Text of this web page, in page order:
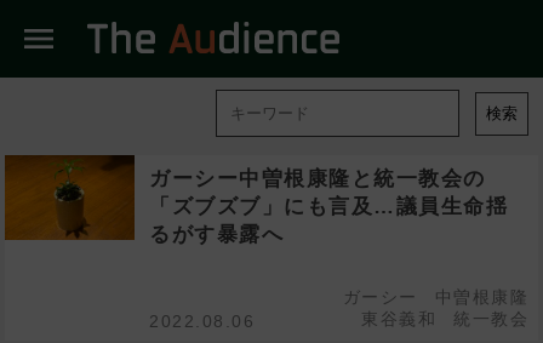
menu
検索
ガーシー中曽根康隆と統一教会の
「ズブズブ」にも言及…議員生命揺
るがす暴露へ
2022.08.06
ガーシー
中曽根康隆
東谷義和
統一教会